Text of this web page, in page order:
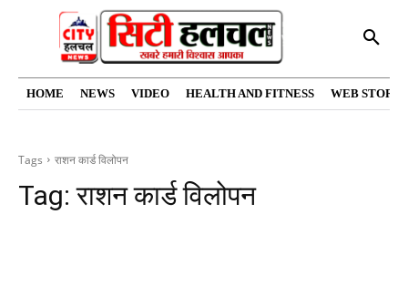
HOME NEWS VIDEO HEALTH AND FITNESS WEB
Tags राशन कार्ड विलोपन
Tag:राशन कार्ड विलोपन